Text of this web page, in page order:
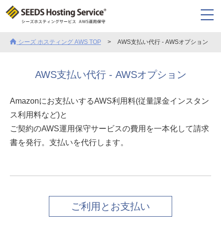
シーズ ホスティング AWS TOP AWS支払い代行 - AWSオプション
AWS支払い代行 - AWSオプション
Amazonにお支払いするAWS利用料(従量課金インスタン
ス利用料など)と
ご契約のAWS運用保守サービスの費用を一本化して請求
書を発行。支払いを代行します。
ご利用とお支払い